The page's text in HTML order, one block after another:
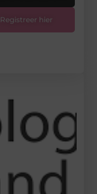
Registreer hier